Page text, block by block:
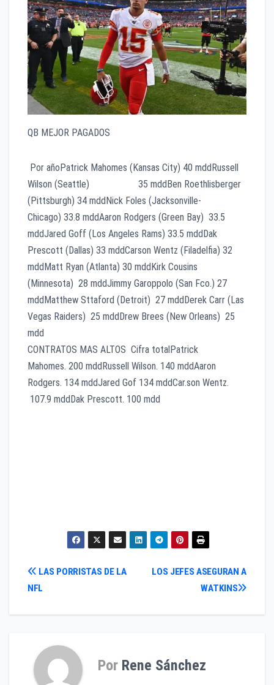
QB MEJOR PAGADOS
Por añoPatrick Mahomes (Kansas City) 40 mddRussell
Wilson (Seattle) 35 mddBen Roethlisberger
(Pittsburgh) 34 mddNick Foles (Jacksonville-
Chicago) 33.8 mddAaron Rodgers (Green Bay) 33.5
mddJared Goff (Los Angeles Rams) 33.5 mddDak
Prescott (Dallas) 33 mddCarson Wentz (Filadelfia) 32
mddMatt Ryan (Atlanta) 30 mddKirk Cousins
(Minnesota) 28 mddJimmy Garoppolo (San Fco.) 27
mddMatthew Sttaford (Detroit) 27 mddDerek Carr (Las
Vegas Raiders) 25 mddDrew Brees (New Orleans) 25
mdd
CONTRATOS MAS ALTOS Cifra totalPatrick
Mahomes. 200 mddRussell Wilson. 140 mddAaron
Rodgers. 134 mddJared Gof 134 mddCar.son Wentz.
107.9 mddDak Prescott. 100 mdd
Navegación
LOS JEFES ASEGURAN A
WATKINS
LAS PORRISTAS DE LA
NFL
Por Rene Sánchez